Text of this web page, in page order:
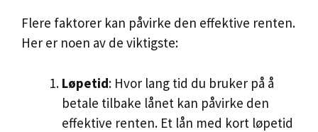
Flere faktorer kan påvirke den effektive renten.
Her er noen av de viktigste:
Løpetid: Hvor lang tid du bruker på å
betale tilbake lånet kan påvirke den
effektive renten. Et lån med kort løpetid